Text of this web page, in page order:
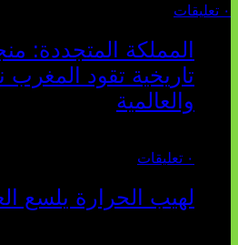
٠ تعليقات
المملكة المتجددة:
تاريخية تقود المغرب
والعالمية
٠ تعليقات
لهيب الحرارة يلسع